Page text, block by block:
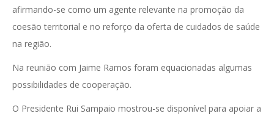
afirmando-se como um agente relevante na promoção da
coesão territorial e no reforço da oferta de cuidados de saúde
na região.
Na reunião com Jaime Ramos foram equacionadas algumas
possibilidades de cooperação.
O Presidente Rui Sampaio mostrou-se disponível para apoiar a